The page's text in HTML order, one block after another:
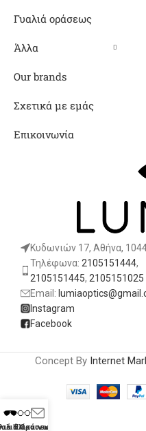
Γυαλιά οράσεως
Άλλα
Our brands
Σχετικά με εμάς
Επικοινωνία
Κυδωνιών 17, Αθήνα,
Τηλέφωνα: 2105151444,
2105151445, 2105151025
Email:
Instagram
Facebook
Concept By Internet
Ηλίου
Οράσεως
Επικοινωνία